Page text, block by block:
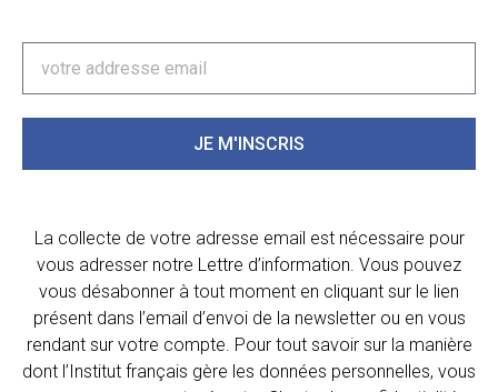
JE M'INSCRIS
La collecte de votre adresse email est nécessaire pour
vous adresser notre Lettre d’information. Vous pouvez
vous désabonner à tout moment en cliquant sur le lien
présent dans l’email d’envoi de la newsletter ou en vous
rendant sur votre compte. Pour tout savoir sur la manière
dont l’Institut français gère les données personnelles, vous